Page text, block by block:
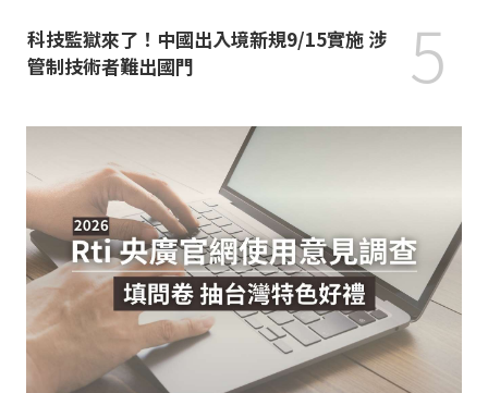
科技監獄來了！中國出入境新規9/15實施 涉
管制技術者難出國門
5